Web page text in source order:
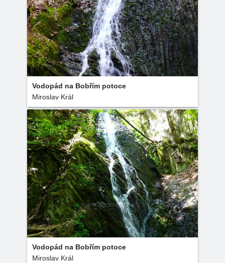
Vodopád na Bobřím potoce
Miroslav Král
Vodopád na Bobřím potoce
Miroslav Král